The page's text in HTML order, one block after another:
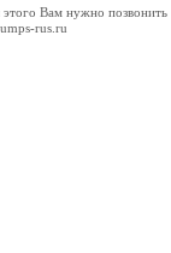
Вам нужно позвонить
rus.ru